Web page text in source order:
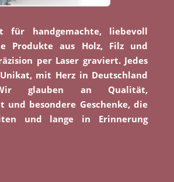
für handgemachte, liebevoll
Produkte aus Holz, Filz und
per Laser graviert. Jedes
mit Herz in Deutschland
glauben an Qualität,
und besondere Geschenke, die
und lange in Erinnerung